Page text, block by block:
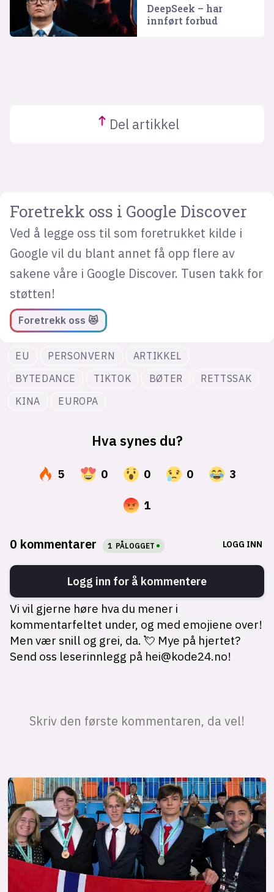
DeepSeek – har
innført forbud
Del artikkel
Foretrekk oss i Google Discover
Ved å legge oss til som foretrukket kilde i
Google vil du blant annet få opp flere av
sakene våre i Google Discover. Tusen takk for
støtten!
Foretrekk oss 😻
EU PERSONVERN
ARTIKKEL
BYTEDANCE
TIKTOK BØTER
RETTSSAK
KINA
EUROPA